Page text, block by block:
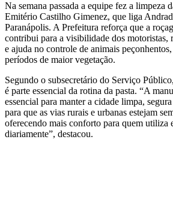
Na semana passada a equipe fez a limpeza
Emitério Castilho Gimenez, que liga
Paranápolis. A Prefeitura reforça que a
contribui para a visibilidade dos motoristas,
e ajuda no controle de animais
períodos de maior vegetação.
Segundo o subsecretário do Serviço
é parte essencial da rotina da pasta. “A
essencial para manter a cidade limpa,
para que as vias rurais e urbanas estejam
oferecendo mais conforto para quem utiliza
diariamente”, destacou.